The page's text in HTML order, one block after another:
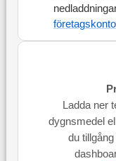
företagskonto
Ladda ner
dygnsmedel
du